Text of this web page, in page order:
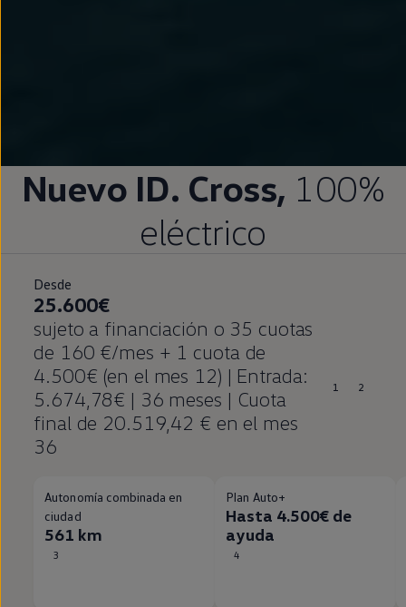
Nuevo ID. Cross, 100%
eléctrico
Desde
25.600€
sujeto a financiación o 35 cuotas
de 160 €/mes + 1 cuota de
4.500€ (en el mes 12) | Entrada:
5.674,78€ | 36 meses | Cuota
final de 20.519,42 € en el mes
36
1 2
Autonomía combinada en
ciudad
561 km
3
Plan Auto+
Hasta 4.500€ de
ayuda
4